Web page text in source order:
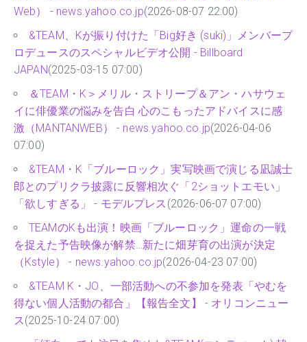
Web） - news.yahoo.co.jp(2026-08-07 22:00)
&TEAM、Kが振り付けた「Big好き (suki)」メンバープ
ロデュースのスペシャルビデオ公開 - Billboard
JAPAN(2025-03-15 07:00)
＆TEAM・K＞メリル・ストリープ＆アン・ハサウェ
イに俳優業の悩みを告白 心のこもったアドバイスに感
激（MANTANWEB） - news.yahoo.co.jp(2026-04-06
07:00)
&TEAM・K「ブルーロック」実写映画で演じる凪誠士
郎とのプリクラ披露に反響相次ぐ「2ショットエモい」
「欲しすぎる」 - モデルプレス (2026-06-07 07:00)
TEAMのKも出演！映画「ブルーロック」運命の一戦
を捉えた予告映像が解禁…新たに畑芽育の出演が決定
（Kstyle） - news.yahoo.co.jp(2026-04-23 07:00)
&TEAM K・JO、一部活動への不参加を発表「やむを
得ない個人活動の都合」【報告全文】 - オリコンニュー
ス(2025-10-24 07:00)